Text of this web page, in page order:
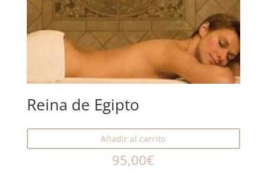
Reina de Egipto
Añadir al carrito
95,00€